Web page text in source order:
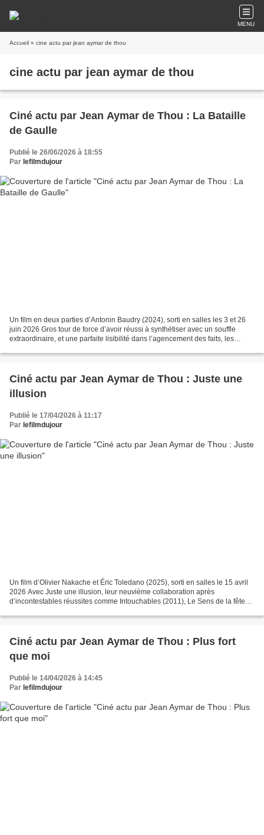
MENU
Accueil » cine actu par jean aymar de thou
cine actu par jean aymar de thou
Ciné actu par Jean Aymar de Thou : La Bataille
de Gaulle
Publié le 26/06/2026 à 18:55
Par lefilmdujour
Un film en deux parties d’Antonin Baudry (2024), sorti en salles les 3 et 26
juin 2026 Gros tour de force d’avoir réussi à synthétiser avec un souffle
extraordinaire, et une parfaite lisibilité dans l’agencement des faits, les
Ciné actu par Jean Aymar de Thou : Juste une
illusion
Publié le 17/04/2026 à 11:17
Par lefilmdujour
Un film d’Olivier Nakache et Éric Toledano (2025), sorti en salles le 15 avril
2026 Avec Juste une illusion, leur neuvième collaboration après
d’incontestables réussites comme Intouchables (2011), Le Sens de la fête
Ciné actu par Jean Aymar de Thou : Plus fort
que moi
Publié le 14/04/2026 à 14:45
Par lefilmdujour